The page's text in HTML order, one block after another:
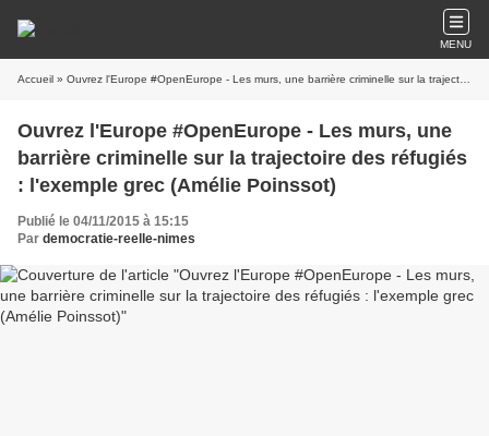
MENU
Accueil » Ouvrez l'Europe #OpenEurope - Les murs, une barrière criminelle sur la trajectoire des réfugiés : l'exemple grec (Amélie Poinssot)
Ouvrez l'Europe #OpenEurope - Les murs, une
barrière criminelle sur la trajectoire des réfugiés
: l'exemple grec (Amélie Poinssot)
Publié le 04/11/2015 à 15:15
Par democratie-reelle-nimes